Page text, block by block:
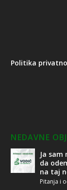
Politika
NEDAVNE
Ja
da
na taj
Pitanja i